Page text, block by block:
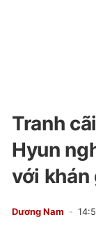
Tranh
Hyun
với khán
Dương Nam